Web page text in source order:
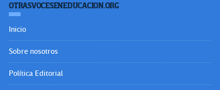
OTRASVOCESENEDUCACION.ORG
Inicio
Sobre nosotros
Política Editorial